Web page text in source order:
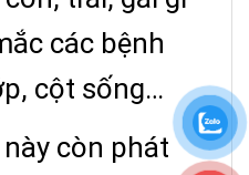
các bệnh
cột sống…
còn phát